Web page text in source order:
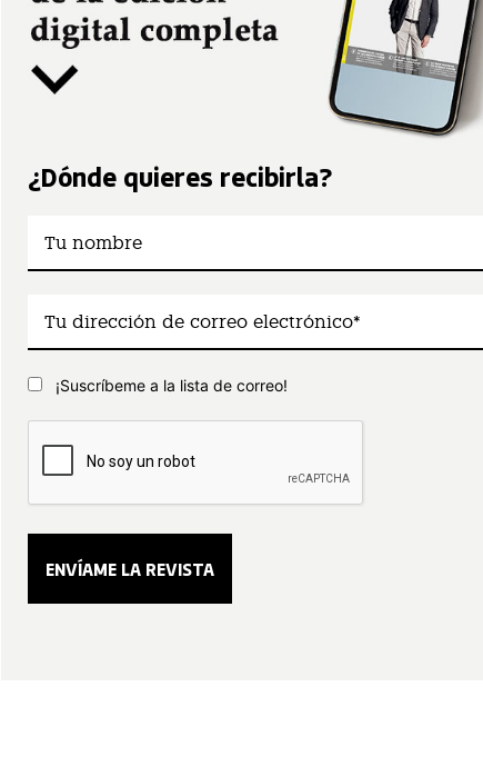
¿Dónde quieres recibirla?
¡Suscríbeme a la lista de correo!